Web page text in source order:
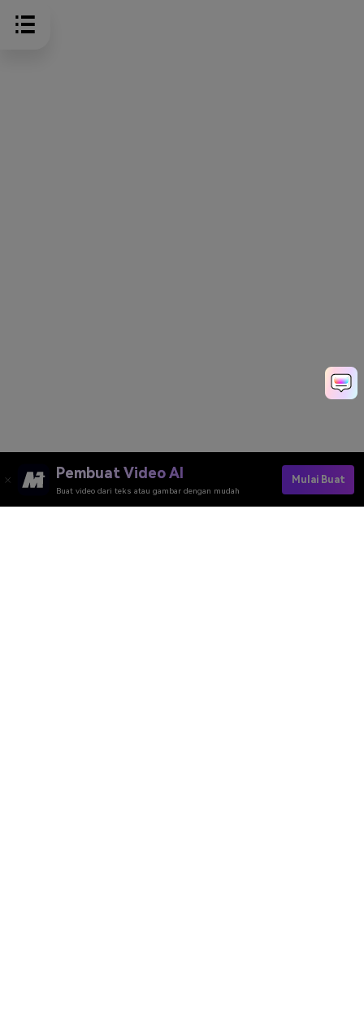
Pembuat Video AI
Buat video dari teks atau gambar dengan mudah
Mulai Buat